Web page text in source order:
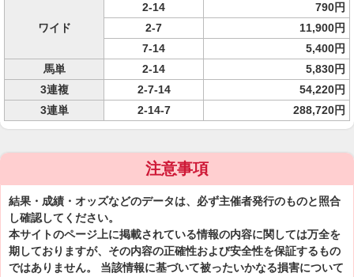
ワイド
2-14
790円
2-7
11,900円
7-14
5,400円
馬単
2-14
5,830円
3連複
2-7-14
54,220円
3連単
2-14-7 288,720円
注意事項
結果・成績・オッズなどのデータは、必ず主催者発行のものと照合
し確認してください。
本サイトのページ上に掲載されている情報の内容に関しては万全を
期しておりますが、その内容の正確性および安全性を保証するもの
ではありません。 当該情報に基づいて被ったいかなる損害について